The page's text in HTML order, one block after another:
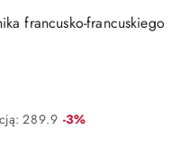
francusko-francuskiego
289.9 Rabat:
-3%